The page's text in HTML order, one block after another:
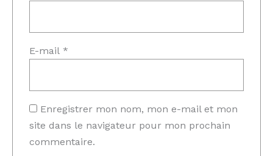
E-mail *
Enregistrer mon nom, mon e-mail et mon
site dans le navigateur pour mon prochain
commentaire.